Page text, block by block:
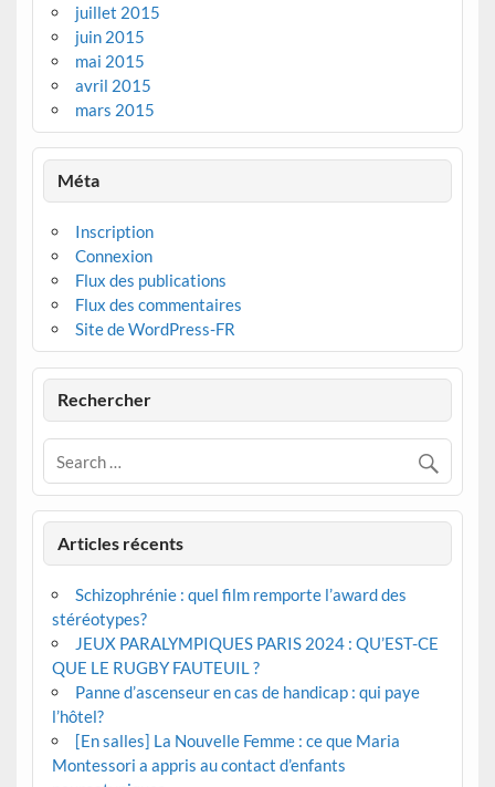
juillet 2015
juin 2015
mai 2015
avril 2015
mars 2015
Méta
Inscription
Connexion
Flux des publications
Flux des commentaires
Site de WordPress-FR
Rechercher
Articles récents
Schizophrénie : quel film remporte l’award des
stéréotypes?
JEUX PARALYMPIQUES PARIS 2024 : QU’EST-CE
QUE LE RUGBY FAUTEUIL ?
Panne d’ascenseur en cas de handicap : qui paye
l’hôtel?
[En salles] La Nouvelle Femme : ce que Maria
Montessori a appris au contact d’enfants